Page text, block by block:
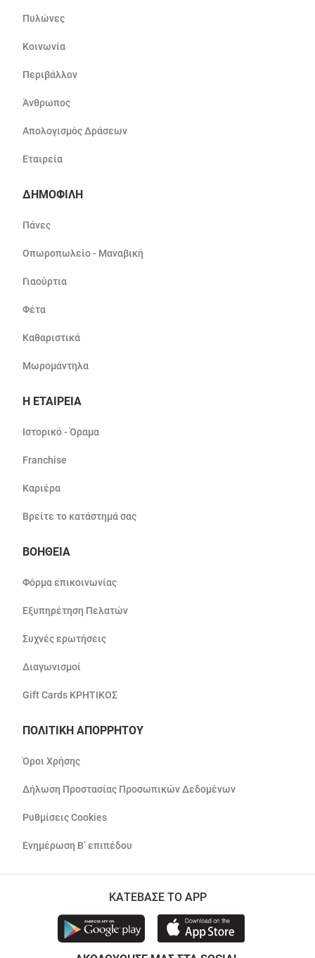
Πυλώνες
Κοινωνία
Περιβάλλον
Άνθρωπος
Απολογισμός Δράσεων
Εταιρεία
ΔΗΜΟΦΙΛΗ
Πάνες
Οπωροπωλείο - Μαναβική
Γιαούρτια
Φέτα
Καθαριστικά
Μωρομάντηλα
Η ΕΤΑΙΡΕΙΑ
Ιστορικό - Όραμα
Franchise
Καριέρα
Βρείτε το κατάστημά σας
ΒΟΗΘΕΙΑ
Φόρμα επικοινωνίας
Εξυπηρέτηση Πελατών
Συχνές ερωτήσεις
Διαγωνισμοί
Gift Cards ΚΡΗΤΙΚΟΣ
ΠΟΛΙΤΙΚΗ ΑΠΟΡΡΗΤΟΥ
Όροι Χρήσης
Δήλωση Προστασίας Προσωπικών Δεδομένων
Ρυθμίσεις Cookies
Ενημέρωση Β’ επιπέδου
ΚΑΤΕΒΑΣΕ ΤΟ APP